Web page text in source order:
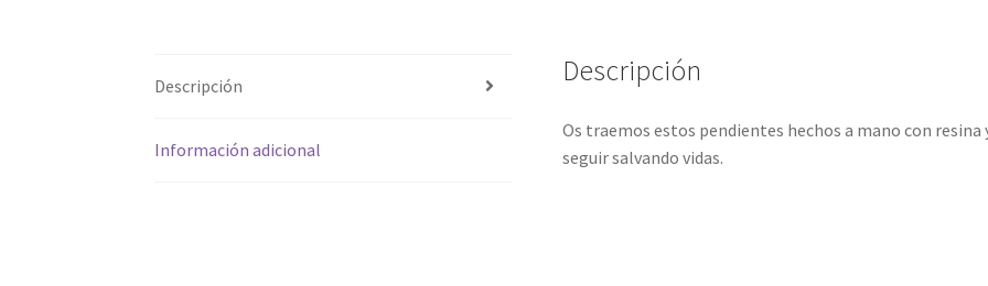
Descripción
Información adicional
Descripción
Os traemos estos pendientes hechos a mano con resina
seguir salvando vidas.